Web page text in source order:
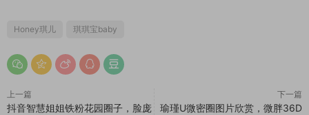
Honey琪儿 琪琪宝baby
上一篇
抖音智慧姐姐铁粉花园圈子，脸庞
下一篇
瑜瑾U微密圈图片欣赏，微胖36D